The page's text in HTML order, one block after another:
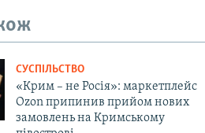
СУСПІЛЬСТВО
«Крим – не Росія»: маркетплейс
Ozon припинив прийом нових
замовлень на Кримському